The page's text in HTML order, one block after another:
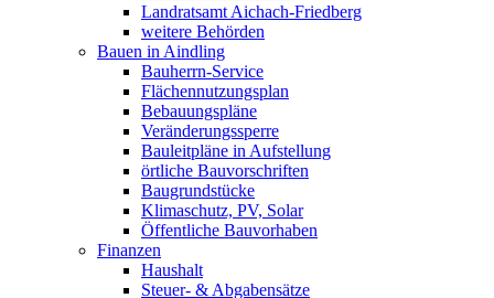
Landratsamt Aichach-Friedberg
weitere Behörden
Bauen in Aindling
Bauherrn-Service
Flächennutzungsplan
Bebauungspläne
Veränderungssperre
Bauleitpläne in Aufstellung
örtliche Bauvorschriften
Baugrundstücke
Klimaschutz, PV, Solar
Öffentliche Bauvorhaben
Finanzen
Haushalt
Steuer- & Abgabensätze